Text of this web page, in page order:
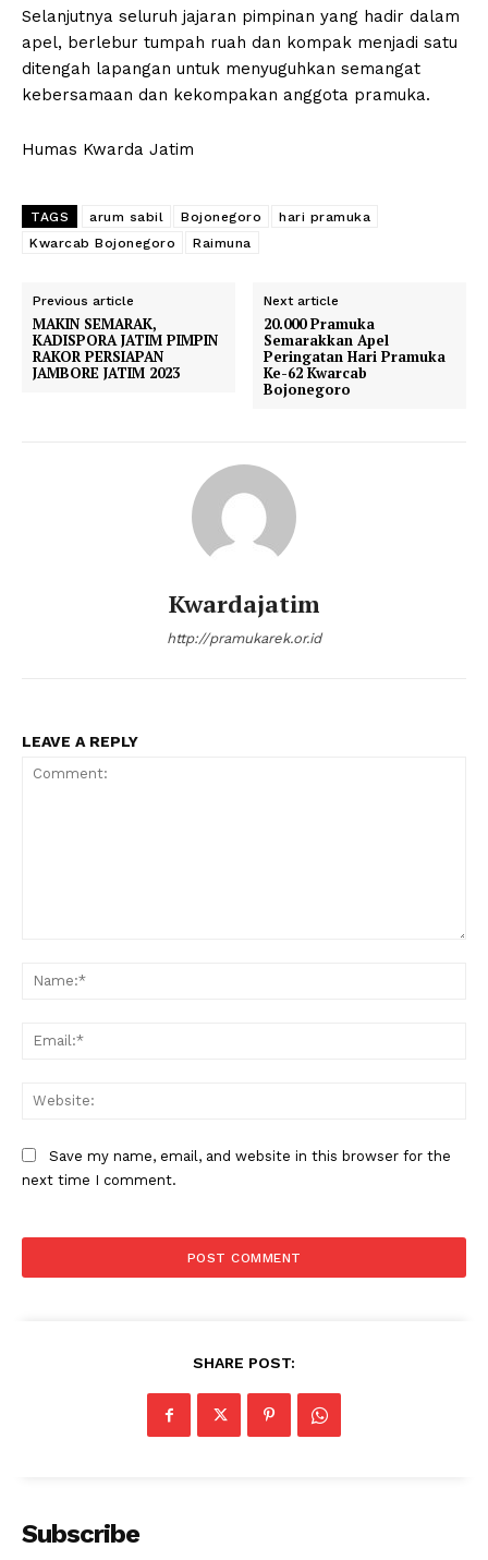
Selanjutnya seluruh jajaran pimpinan yang hadir dalam
apel, berlebur tumpah ruah dan kompak menjadi satu
ditengah lapangan untuk menyuguhkan semangat
kebersamaan dan kekompakan anggota pramuka.
Humas Kwarda Jatim
TAGS arum sabil Bojonegoro
hari pramuka
Kwarcab Bojonegoro
Raimuna
Previous article
MAKIN SEMARAK,
KADISPORA JATIM PIMPIN
RAKOR PERSIAPAN
JAMBORE JATIM 2023
Next article
20.000 Pramuka
Semarakkan Apel
Peringatan Hari Pramuka
Ke-62 Kwarcab
Bojonegoro
Kwardajatim
http://pramukarek.or.id
LEAVE A REPLY
Save my name, email, and website in this browser for the
next time I comment.
SHARE POST:
Subscribe